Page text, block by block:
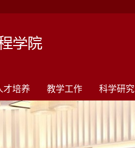
才培养 教学工作 科学研究